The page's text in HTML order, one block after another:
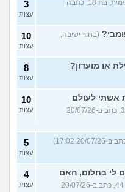
(אנונימית, בת 18, כתבה
3
עצות
(בחור ישיבה,
10
עצות
או מועדון? 8
עצות
אשתי לעולם
(אבי, בן 30, כתב ב-20/07/26
10
עצות
5
עצות
לי בחלום, האם
(אב עובד, בן 44, כתב ב-20/07/26
4
עצות